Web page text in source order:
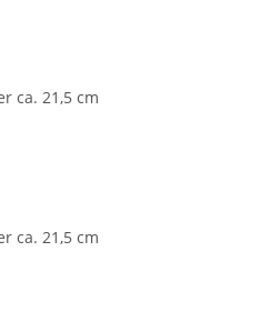
ca. 21,5 cm
ca. 21,5 cm